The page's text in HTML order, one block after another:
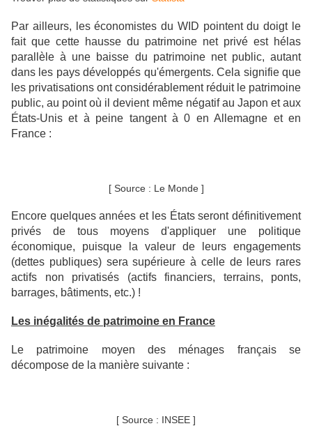
Par ailleurs, les économistes du WID pointent du doigt le
fait que cette hausse du patrimoine net privé est hélas
parallèle à une baisse du patrimoine net public, autant
dans les pays développés qu'émergents. Cela signifie que
les privatisations ont considérablement réduit le patrimoine
public, au point où il devient même négatif au Japon et aux
États-Unis et à peine tangent à 0 en Allemagne et en
France :
[ Source : Le Monde ]
Encore quelques années et les États seront définitivement
privés de tous moyens d'appliquer une politique
économique, puisque la valeur de leurs engagements
(dettes publiques) sera supérieure à celle de leurs rares
actifs non privatisés (actifs financiers, terrains, ponts,
barrages, bâtiments, etc.) !
Les inégalités de patrimoine en France
Le patrimoine moyen des ménages français se
décompose de la manière suivante :
[ Source : INSEE ]